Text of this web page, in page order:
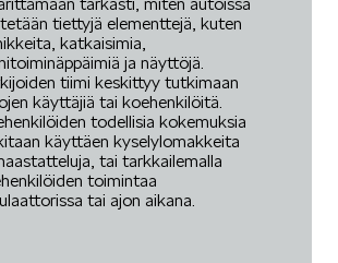
tiettyjä elementtejä, kuten
katkaisimia,
ja näyttöjä.
tiimi keskittyy tutkimaan
käyttäjiä tai koehenkilöitä.
todellisia kokemuksia
käyttäen kyselylomakkeita
tai tarkkailemalla
toimintaa
tai ajon aikana.